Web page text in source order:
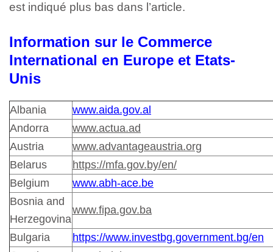
est indiqué plus bas dans l’article.
Information sur le Commerce
International en Europe et Etats-
Unis
Albania
www.aida.gov.al
Andorra
www.actua.ad
Austria
www.advantageaustria.org
Belarus
https://mfa.gov.by/en/
Belgium
www.abh-ace.be
Bosnia and
Herzegovina
www.fipa.gov.ba
Bulgaria
https://www.investbg.government.bg/en